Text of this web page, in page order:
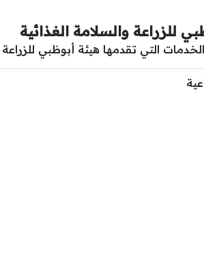
للزراعة والسلامة الغذائية
التي تقدمها هيئة أبوظبي للزراعة